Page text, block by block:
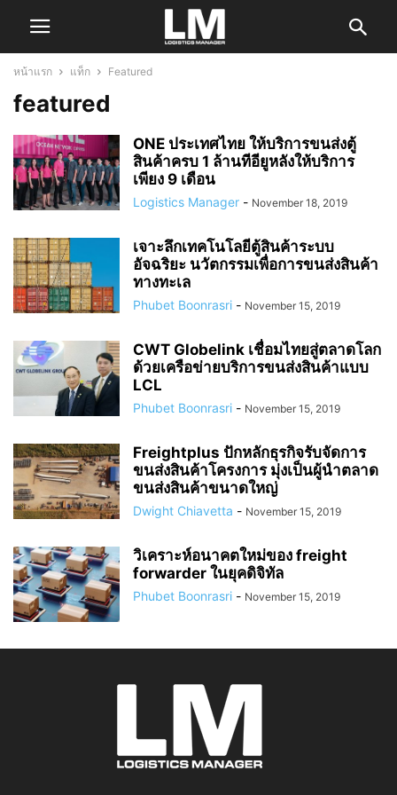
หน้าแรก แท็ก Featured
featured
ONE ประเทศไทย ให้บริการขนส่งตู้
สินค้าครบ 1 ล้านทีอียูหลังให้บริการ
เพียง 9 เดือน
Logistics Manager - November 18, 2019
เจาะลึกเทคโนโลยีตู้สินค้าระบบ
อัจฉริยะ นวัตกรรมเพื่อการขนส่งสินค้า
ทางทะเล
Phubet Boonrasri - November 15, 2019
CWT Globelink เชื่อมไทยสู่ตลาดโลก
ด้วยเครือข่ายบริการขนส่งสินค้าแบบ
LCL
Phubet Boonrasri - November 15, 2019
Freightplus ปักหลักธุรกิจรับจัดการ
ขนส่งสินค้าโครงการ มุ่งเป็นผู้นำตลาด
ขนส่งสินค้าขนาดใหญ่
Dwight Chiavetta - November 15, 2019
วิเคราะห์อนาคตใหม่ของ freight
forwarder ในยุคดิจิทัล
Phubet Boonrasri - November 15, 2019